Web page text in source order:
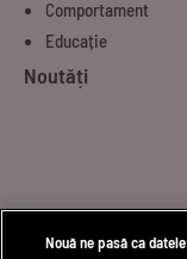
Comportament
Educație
Noutăți
Nouă ne pasă ca